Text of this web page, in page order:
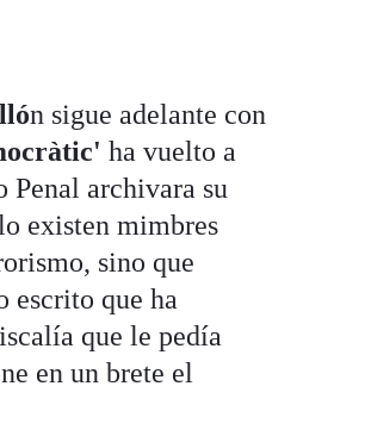
n sigue adelante con
ha vuelto a
Penal archivara su
existen mimbres
sino que
escrito que ha
que le pedía
en un brete el